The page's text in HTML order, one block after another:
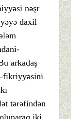
nəşr
daxil
arkadaş
fikriyyəsini
tərəfindən
iki